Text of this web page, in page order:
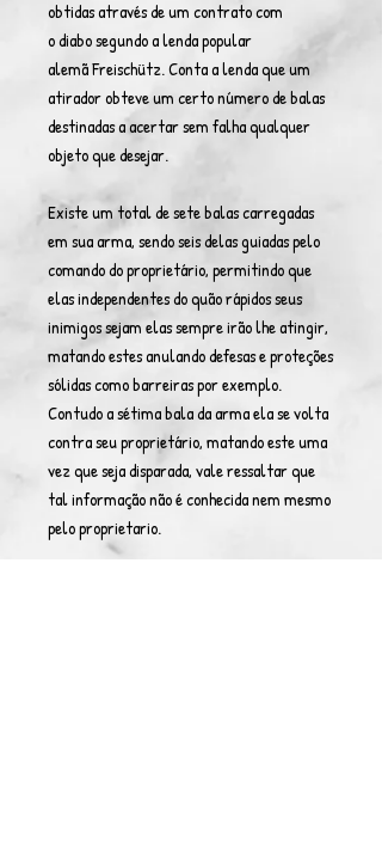
obtidas através de um contrato com
o diabo segundo a lenda popular
alemã Freischütz. Conta a lenda que um
atirador obteve um certo número de balas
destinadas a acertar sem falha qualquer
objeto que desejar.
Existe um total de sete balas carregadas
em sua arma, sendo seis delas guiadas pelo
comando do proprietário, permitindo que
elas independentes do quão rápidos seus
inimigos sejam elas sempre irão lhe atingir,
matando estes anulando defesas e proteções
sólidas como barreiras por exemplo.
Contudo a sétima bala da arma ela se volta
contra seu proprietário, matando este uma
vez que seja disparada, vale ressaltar que
tal informação não é conhecida nem mesmo
pelo proprietario.